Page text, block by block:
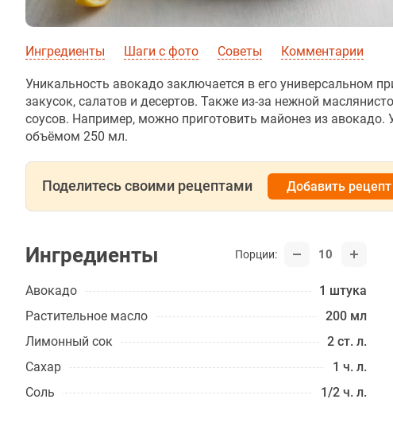
Ингредиенты Шаги с фото Советы Комментарии
Уникальность авокадо заключается в его универсальном
закусок, салатов и десертов. Также из-за нежной
соусов. Например, можно приготовить майонез из авокадо.
объёмом 250 мл.
Поделитесь своими рецептами Добавить рецепт
Ингредиенты Порции: 10
Авокадо
1 штука
Растительное масло
200 мл
Лимонный сок
2 ст. л.
Сахар
1 ч. л.
Соль
1/2 ч. л.